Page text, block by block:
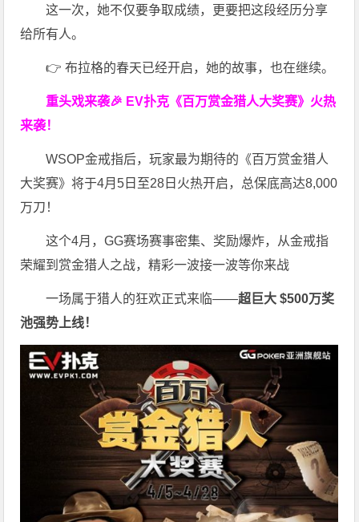
这一次，她不仅要争取成绩，更要把这段经历分享
给所有人。
👉 布拉格的春天已经开启，她的故事，也在继续。
重头戏来袭🎉 EV扑克 《百万赏金猎人大奖赛》 火热
来袭！
WSOP金戒指后，玩家最为期待的《百万赏金猎人
大奖赛》将于4月5日至28日火热开启，总保底高达8,000
万刀！
这个4月，GG赛场赛事密集、奖励爆炸，从金戒指
荣耀到赏金猎人之战，精彩一波接一波等你来战
一场属于猎人的狂欢正式来临——超巨大 $500万奖
池强势上线！